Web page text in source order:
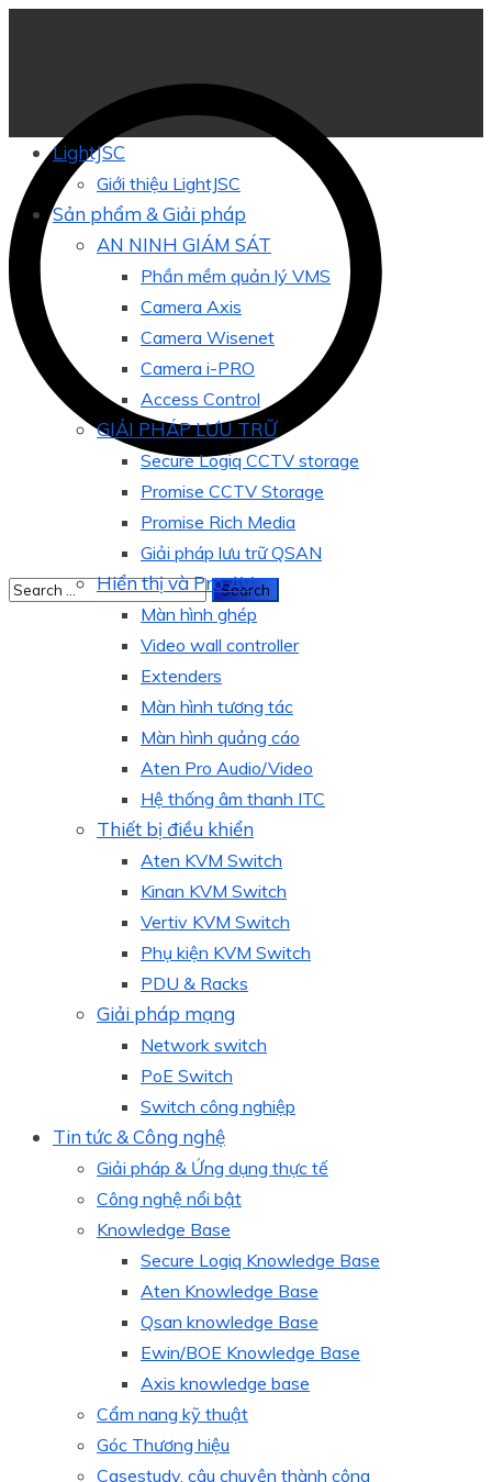
LightJSC
Giới thiệu LightJSC
Sản phẩm & Giải pháp
AN NINH GIÁM SÁT
Phần mềm quản lý VMS
Camera Axis
Camera Wisenet
Camera i-PRO
Access Control
GIẢI PHÁP LƯU TRỮ
Secure Logiq CCTV storage
Promise CCTV Storage
Promise Rich Media
Giải pháp lưu trữ QSAN
Hiển thị và Pro AV
Màn hình ghép
Video wall controller
Extenders
Màn hình tương tác
Màn hình quảng cáo
Aten Pro Audio/Video
Hệ thống âm thanh ITC
Thiết bị điều khiển
Aten KVM Switch
Kinan KVM Switch
Vertiv KVM Switch
Phụ kiện KVM Switch
PDU & Racks
Giải pháp mạng
Network switch
PoE Switch
Switch công nghiệp
Tin tức & Công nghệ
Giải pháp & Ứng dụng thực tế
Công nghệ nổi bật
Knowledge Base
Secure Logiq Knowledge Base
Aten Knowledge Base
Qsan knowledge Base
Ewin/BOE Knowledge Base
Axis knowledge base
Cẩm nang kỹ thuật
Góc Thương hiệu
Casestudy, câu chuyện thành công